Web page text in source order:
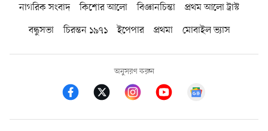
নাগরিক সংবাদ কিশোর আলো বিজ্ঞানচিন্তা
প্রথম আলো ট্রাস্ট
বন্ধুসভা
চিরন্তন ১৯৭১ ইপেপার প্রথমা মোবাইল ভ্যাস
অনুসরণ করুন